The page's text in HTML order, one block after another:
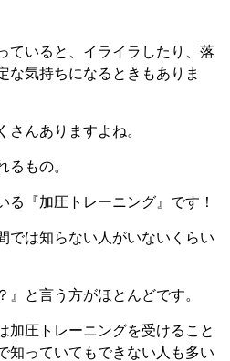
ていると、イライラしたり、落
な気持ちになるときもありま
さんありますよね。
るもの。
る『加圧トレーニング』です！
では知らない人がいないくらい
と言う方がほとんどです。
加圧トレーニングを受けること
知っていてもできない人も多い